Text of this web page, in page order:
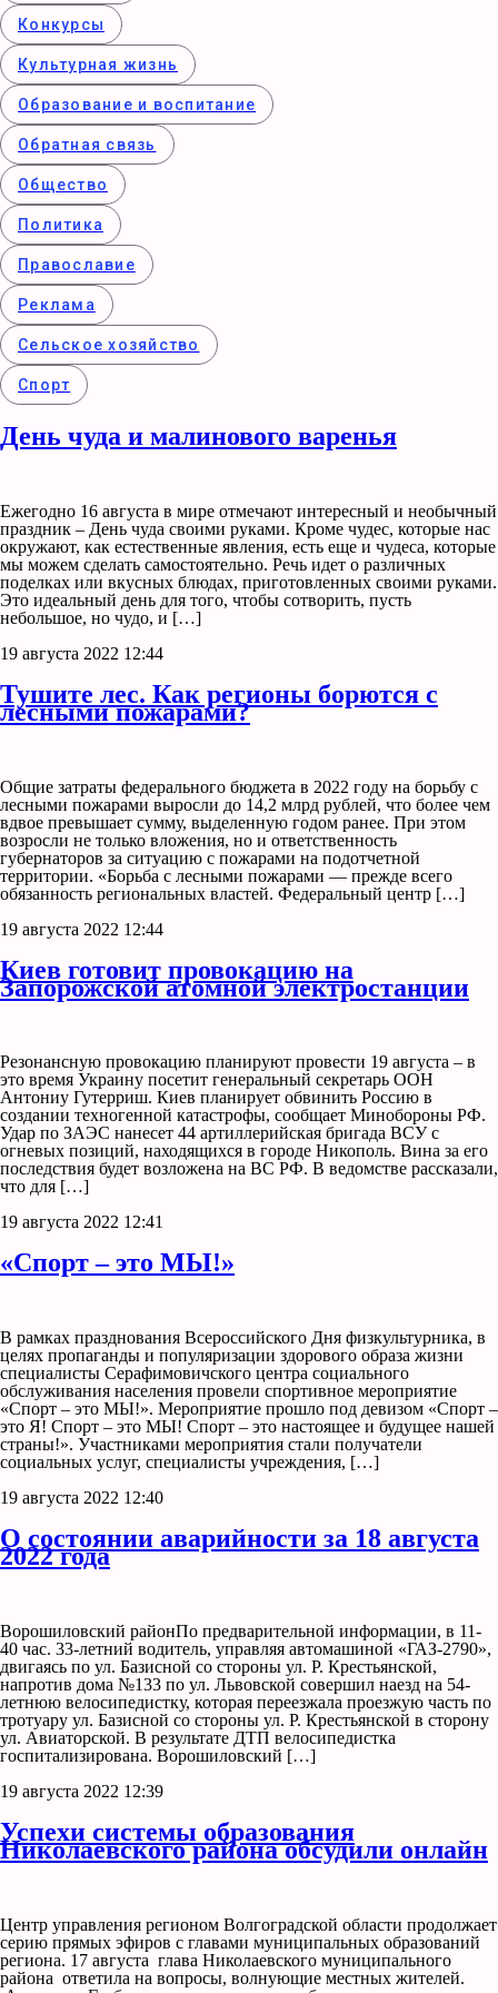
Конкурcы
Культурная жизнь
Образование и воспитание
Обратная связь
Общество
Политика
Православие
Реклама
Сельское хозяйство
Спорт
День чуда и малинового варенья
Ежегодно 16 августа в мире отмечают интересный и необычный
праздник – День чуда своими руками. Кроме чудес, которые нас
окружают, как естественные явления, есть еще и чудеса, которые
мы можем сделать самостоятельно. Речь идет о различных
поделках или вкусных блюдах, приготовленных своими руками.
Это идеальный день для того, чтобы сотворить, пусть
небольшое, но чудо, и […]
19 августа 2022 12:44
Тушите лес. Как регионы борются с
лесными пожарами?
Общие затраты федерального бюджета в 2022 году на борьбу с
лесными пожарами выросли до 14,2 млрд рублей, что более чем
вдвое превышает сумму, выделенную годом ранее. При этом
возросли не только вложения, но и ответственность
губернаторов за ситуацию с пожарами на подотчетной
территории. «Борьба с лесными пожарами — прежде всего
обязанность региональных властей. Федеральный центр […]
19 августа 2022 12:44
Киев готовит провокацию на
Запорожской атомной электростанции
Резонансную провокацию планируют провести 19 августа – в
это время Украину посетит генеральный секретарь ООН
Антониу Гутерриш. Киев планирует обвинить Россию в
создании техногенной катастрофы, сообщает Минобороны РФ.
Удар по ЗАЭС нанесет 44 артиллерийская бригада ВСУ с
огневых позиций, находящихся в городе Никополь. Вина за его
последствия будет возложена на ВС РФ. В ведомстве рассказали,
что для […]
19 августа 2022 12:41
«Спорт – это МЫ!»
В рамках празднования Всероссийского Дня физкультурника, в
целях пропаганды и популяризации здорового образа жизни
специалисты Серафимовичского центра социального
обслуживания населения провели спортивное мероприятие
«Спорт – это МЫ!». Мероприятие прошло под девизом «Спорт –
это Я! Спорт – это МЫ! Спорт – это настоящее и будущее нашей
страны!». Участниками мероприятия стали получатели
социальных услуг, специалисты учреждения, […]
19 августа 2022 12:40
О состоянии аварийности за 18 августа
2022 года
Ворошиловский районПо предварительной информации, в 11-
40 час. 33-летний водитель, управляя автомашиной «ГАЗ-2790»,
двигаясь по ул. Базисной со стороны ул. Р. Крестьянской,
напротив дома №133 по ул. Львовской совершил наезд на 54-
летнюю велосипедистку, которая переезжала проезжую часть по
тротуару ул. Базисной со стороны ул. Р. Крестьянской в сторону
ул. Авиаторской. В результате ДТП велосипедистка
госпитализирована. Ворошиловский […]
19 августа 2022 12:39
Успехи системы образования
Николаевского района обсудили онлайн
Центр управления регионом Волгоградской области продолжает
серию прямых эфиров с главами муниципальных образований
региона. 17 августа глава Николаевского муниципального
района ответила на вопросы, волнующие местных жителей.